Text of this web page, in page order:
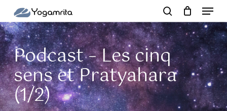
to
main
content
search
Menu
Podcast – Les cinq
sens et Pratyahara
(1/2)
Close
Menu